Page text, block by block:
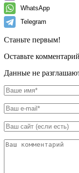
WhatsApp
Telegram
Станьте первым!
Оставьте комментарий
Данные не